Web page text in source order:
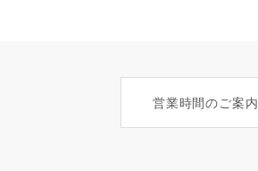
営業時間のご案内